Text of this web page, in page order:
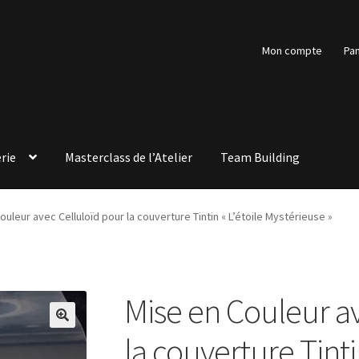
Mon compte
Masterclass de l’Atelier Team Building
avec Celluloïd pour la couverture Tintin « L’étoile Mystérieuse »
Mise en Couleur